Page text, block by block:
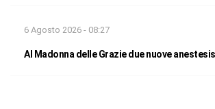
6 Agosto 2026 - 08:27
Al Madonna delle Grazie due nuove